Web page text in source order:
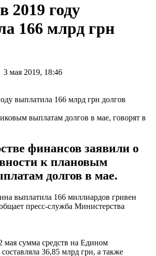
2019 году
166 млрд грн
мая 2019, 18:46
выплатам долгов в мае, говорят в
финансов заявили о
к плановым
долгов в мае.
выплатила 166 миллиардов гривен
пресс-служба Министерства
мая сумма средств на Едином
составляла 36,85 млрд грн, а также